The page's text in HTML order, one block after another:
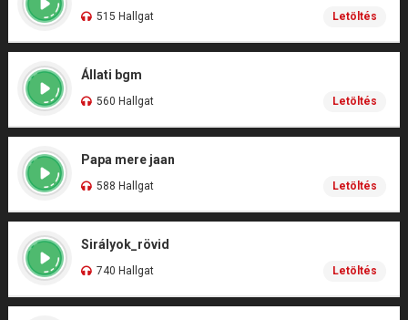
515 Hallgat Letöltés
Állati bgm
560 Hallgat Letöltés
Papa mere jaan
588 Hallgat Letöltés
Sirályok_rövid
740 Hallgat Letöltés